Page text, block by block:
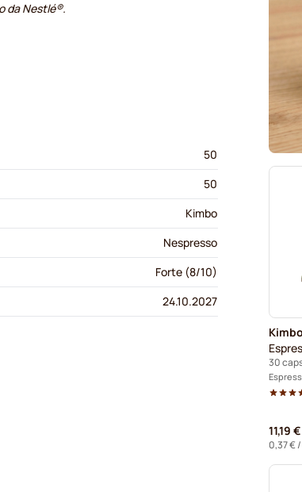
Kimbo
30
11,19 €
0,37 €
da Nestlé®.
50
50
Kimbo
Nespresso
Forte (8/10)
24.10.2027